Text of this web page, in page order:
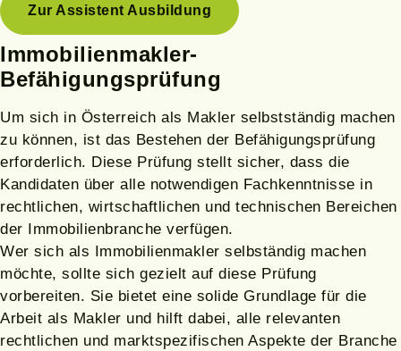
Zur Assistent Ausbildung
Immobilienmakler-
Befähigungsprüfung
Um sich in Österreich als Makler selbstständig machen
zu können, ist das Bestehen der Befähigungsprüfung
erforderlich. Diese Prüfung stellt sicher, dass die
Kandidaten über alle notwendigen Fachkenntnisse in
rechtlichen, wirtschaftlichen und technischen Bereichen
der Immobilienbranche verfügen.
Wer sich als Immobilienmakler selbständig machen
möchte, sollte sich gezielt auf diese Prüfung
vorbereiten. Sie bietet eine solide Grundlage für die
Arbeit als Makler und hilft dabei, alle relevanten
rechtlichen und marktspezifischen Aspekte der Branche